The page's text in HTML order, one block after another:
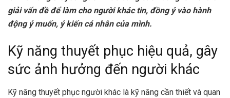
giải vấn đề để làm cho người khác tin, đồng ý vào hành
động ý muốn, ý kiến cá nhân của mình.
Kỹ năng thuyết phục hiệu quả, gây
sức ảnh hưởng đến người khác
Kỹ năng thuyết phục người khác là kỹ năng cần thiết và quan